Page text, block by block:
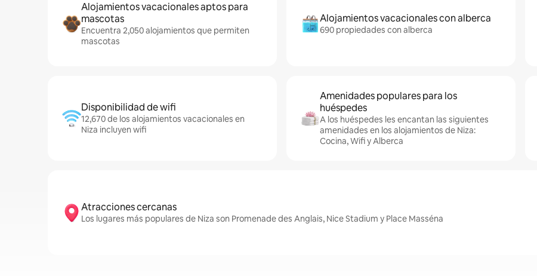
Alojamientos vacacionales aptos para
mascotas
Encuentra 2,050 alojamientos que permiten
mascotas
Alojamientos vacacionales con alberca
690 propiedades con alberca
Disponibilidad de wifi
12,670 de los alojamientos vacacionales en
Niza incluyen wifi
Amenidades populares para los
huéspedes
A los huéspedes les encantan las siguientes
amenidades en los alojamientos de Niza:
Cocina, Wifi y Alberca
Atracciones cercanas
Los lugares más populares de Niza son Promenade des Anglais, Nice Stadium y Place Masséna